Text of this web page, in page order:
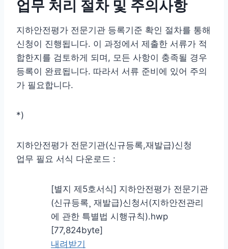
업무 처리 절차 및 주의사항
지하안전평가 전문기관 등록기준 확인 절차를 통해
신청이 진행됩니다. 이 과정에서 제출한 서류가 적
합한지를 검토하게 되며, 모든 사항이 충족될 경우
등록이 완료됩니다. 따라서 서류 준비에 있어 주의
가 필요합니다.
*)
지하안전평가 전문기관(신규등록,재발급)신청
업무 필요 서식 다운로드 :
[별지 제5호서식] 지하안전평가 전문기관
(신규등록¸ 재발급)신청서(지하안전관리
에 관한 특별법 시행규칙).hwp
[77,824byte]
내려받기